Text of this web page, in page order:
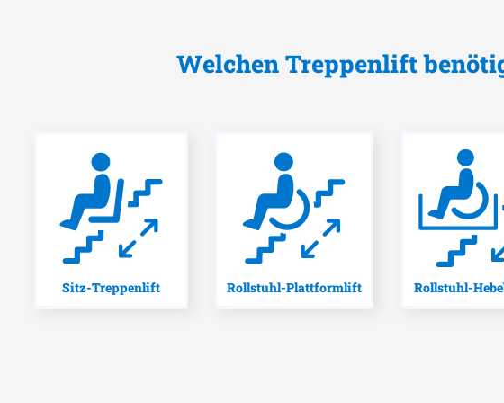
Welchen Treppenlift
Sitz-Treppenlift Rollstuhl-Plattformlift Rollstuhl-